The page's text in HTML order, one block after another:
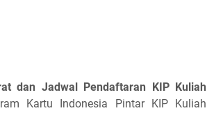
dan Jadwal Pendaftaran KIP Kuliah
Kartu Indonesia Pintar KIP Kuliah